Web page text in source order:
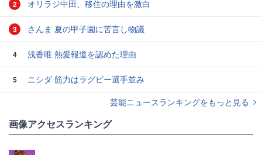
2 オリラジ中田、移住の理由を激白
3 さんま 夏の甲子園に苦言し物議
4 浅香唯 熱愛報道を認めた理由
5
ニシダ 筋力はラグビー選手並み
芸能ニュースランキングをもっと見る
画像アクセスランキング